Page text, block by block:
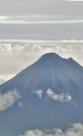
Continuați cu e-